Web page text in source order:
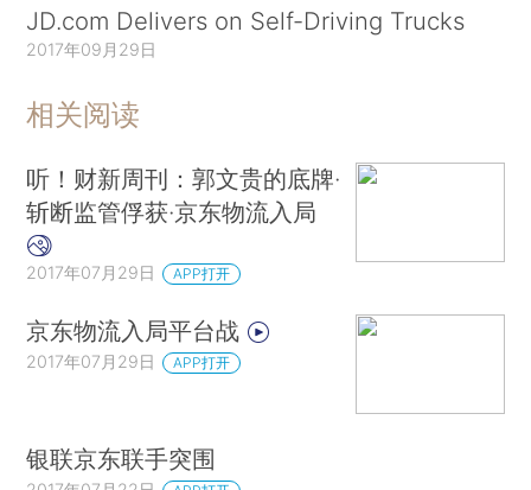
JD.com Delivers on Self-Driving Trucks
2017年09月29日
相关阅读
听！财新周刊：郭文贵的底牌·
斩断监管俘获·京东物流入局
2017年07月29日 APP打开
京东物流入局平台战
2017年07月29日 APP打开
银联京东联手突围